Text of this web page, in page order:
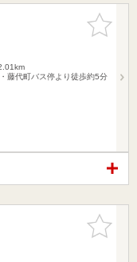
お気に入
りに追加
藤代町バス停より徒歩約5分
お気に入
りに追加